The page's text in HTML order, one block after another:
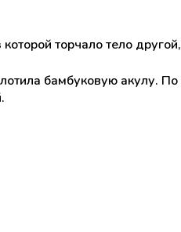
торчало тело
бамбуковую акулу.